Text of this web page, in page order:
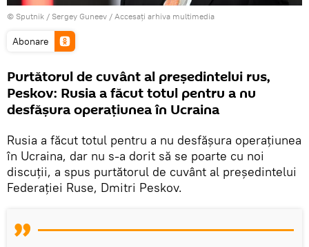
© Sputnik / Sergey Guneev / Accesați arhiva multimedia
Abonare
Purtătorul de cuvânt al președintelui rus,
Peskov: Rusia a făcut totul pentru a nu
desfășura operațiunea în Ucraina
Rusia a făcut totul pentru a nu desfășura operațiunea
în Ucraina, dar nu s-a dorit să se poarte cu noi
discuții, a spus purtătorul de cuvânt al președintelui
Federației Ruse, Dmitri Peskov.